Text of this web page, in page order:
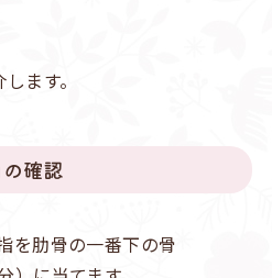
ます。
確認
を肋骨の一番下の骨